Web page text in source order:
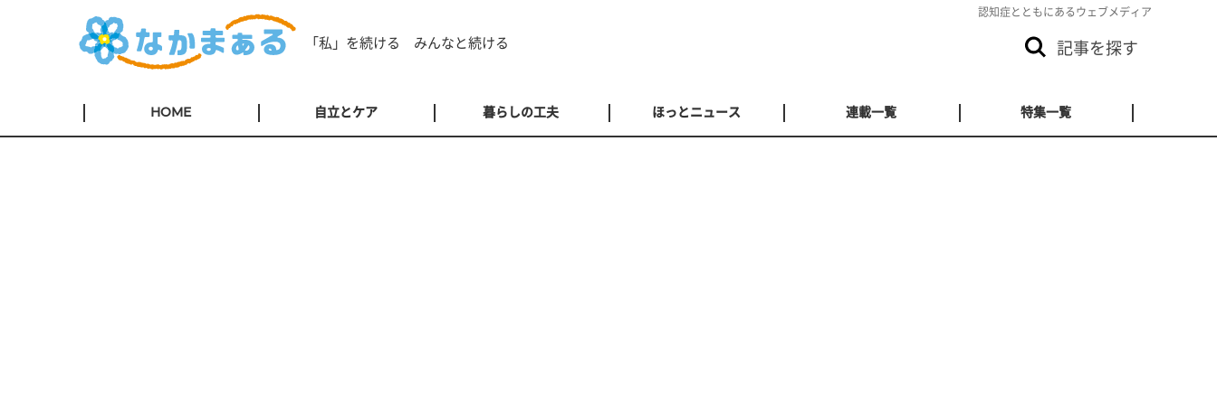
認知症とともにあるウェブメディア
「私」を続ける みんなと続ける 記事を探す
HOME 自立とケア 暮らしの工夫 ほっとニュース 連載一覧 特集一覧